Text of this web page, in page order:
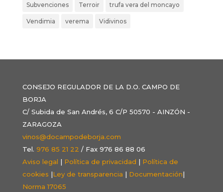
Subvenciones Terroir trufa vera del moncayo
Vendimia verema Vidivinos
CONSEJO REGULADOR DE LA D.O. CAMPO DE
BORJA
C/ Subida de San Andrés, 6 C/P 50570 - AINZÓN -
ZARAGOZA
vinos@docampodeborja.com
Tel. 976 85 21 22 / Fax 976 86 88 06
Aviso legal | Política de privacidad | Política de
cookies |Ley de transparencia | Documentación|
Norma 17065